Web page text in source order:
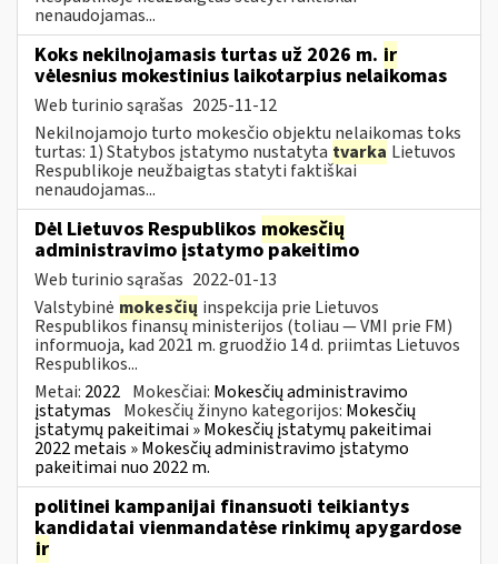
nenaudojamas...
Koks nekilnojamasis turtas už 2026 m. ir
vėlesnius mokestinius laikotarpius nelaikomas
Web turinio sąrašas 2025-11-12
Nekilnojamojo turto mokesčio objektu nelaikomas toks
turtas: 1) Statybos įstatymo nustatyta tvarka Lietuvos
Respublikoje neužbaigtas statyti faktiškai
nenaudojamas...
Dėl Lietuvos Respublikos mokesčių
administravimo įstatymo pakeitimo
Web turinio sąrašas 2022-01-13
Valstybinė mokesčių inspekcija prie Lietuvos
Respublikos finansų ministerijos (toliau — VMI prie FM)
informuoja, kad 2021 m. gruodžio 14 d. priimtas Lietuvos
Respublikos...
Metai: 2022 Mokesčiai: Mokesčių administravimo
įstatymas Mokesčių žinyno kategorijos: Mokesčių
įstatymų pakeitimai » Mokesčių įstatymų pakeitimai
2022 metais » Mokesčių administravimo įstatymo
pakeitimai nuo 2022 m.
politinei kampanijai finansuoti teikiantys
kandidatai vienmandatėse rinkimų apygardose
ir